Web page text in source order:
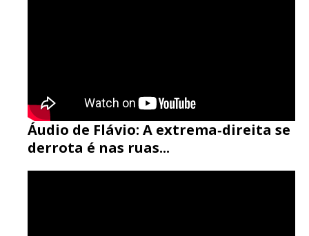
Áudio de Flávio: A extrema‑direita se
derrota é nas ruas...